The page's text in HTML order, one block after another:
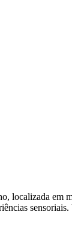
localizada